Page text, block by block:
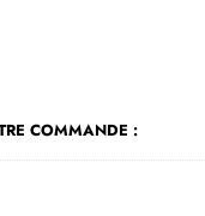
COMMANDE :